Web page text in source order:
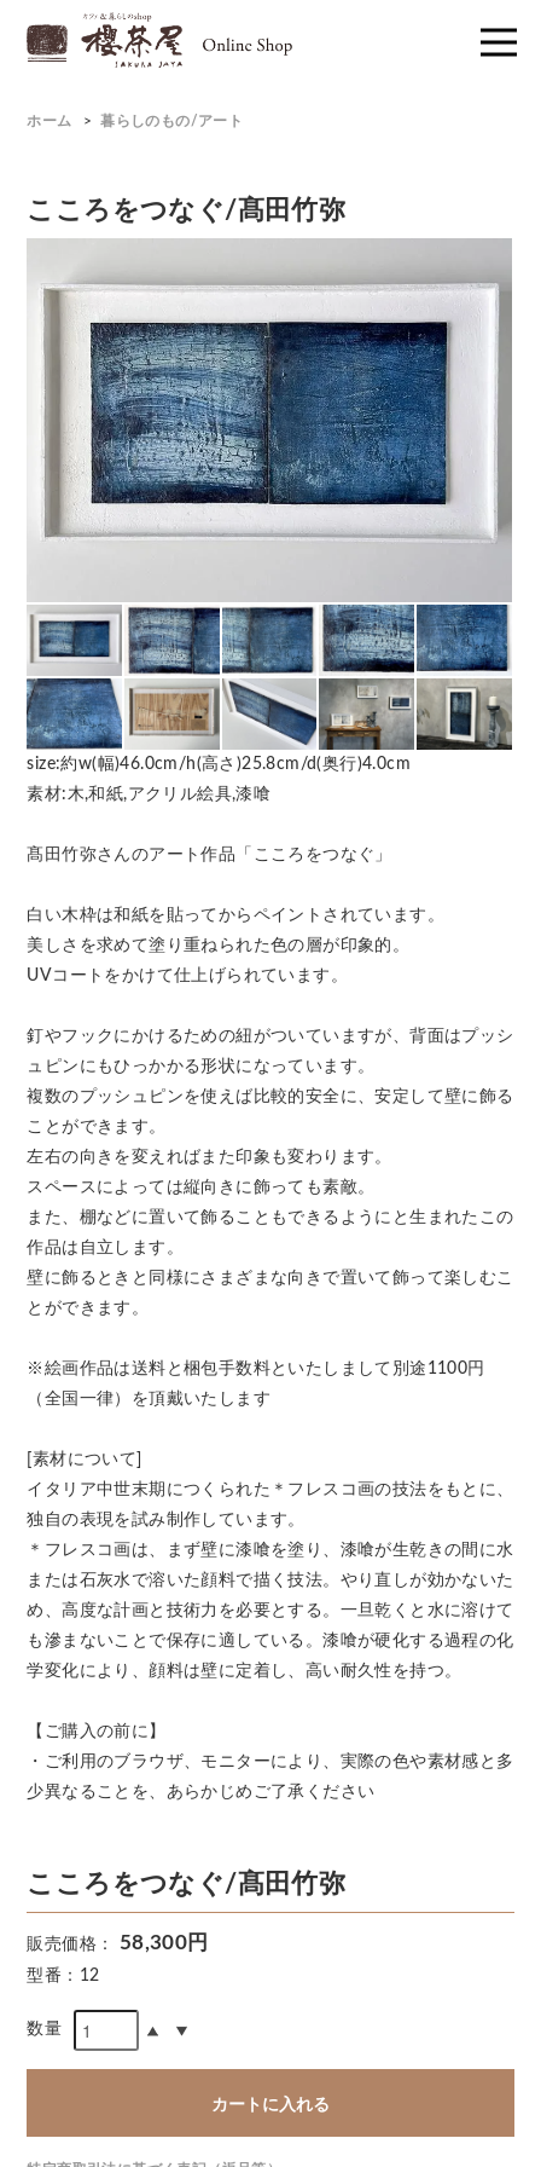
ホーム > 暮らしのもの/アート
こころをつなぐ/髙田竹弥
size:約w(幅)46.0cm/h(高さ)25.8cm/d(奥行)4.0cm
素材:木,和紙,アクリル絵具,漆喰
髙田竹弥さんのアート作品「こころをつなぐ」
白い木枠は和紙を貼ってからペイントされています。
美しさを求めて塗り重ねられた色の層が印象的。
UVコートをかけて仕上げられています。
釘やフックにかけるための紐がついていますが、背面はプッシ
ュピンにもひっかかる形状になっています。
複数のプッシュピンを使えば比較的安全に、安定して壁に飾る
ことができます。
左右の向きを変えればまた印象も変わります。
スペースによっては縦向きに飾っても素敵。
また、棚などに置いて飾ることもできるようにと生まれたこの
作品は自立します。
壁に飾るときと同様にさまざまな向きで置いて飾って楽しむこ
とができます。
※絵画作品は送料と梱包手数料といたしまして別途1100円
（全国一律）を頂戴いたします
[素材について]
イタリア中世末期につくられた＊フレスコ画の技法をもとに、
独自の表現を試み制作しています。
＊フレスコ画は、まず壁に漆喰を塗り、漆喰が生乾きの間に水
または石灰水で溶いた顔料で描く技法。やり直しが効かないた
め、高度な計画と技術力を必要とする。一旦乾くと水に溶けて
も滲まないことで保存に適している。漆喰が硬化する過程の化
学変化により、顔料は壁に定着し、高い耐久性を持つ。
【ご購入の前に】
・ご利用のブラウザ、モニターにより、実際の色や素材感と多
少異なることを、あらかじめご了承ください
こころをつなぐ/髙田竹弥
販売価格： 58,300円
型番：12
数量
カートに入れる